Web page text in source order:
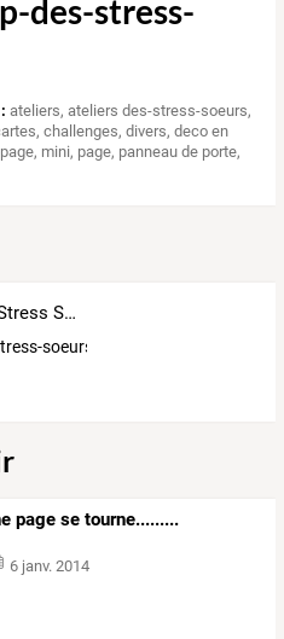
des-stress-
ateliers,ateliers des-stress-soeurs,
,challenges,divers,deco en
, mini, page, panneau de porte,
L'atelier Des Stress Soeurs
soeurs
page se tourne.........
6 janv. 2014